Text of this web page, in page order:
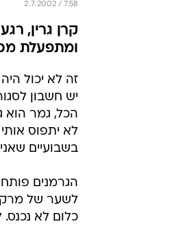
2.7.2002 / 7:58
קרן גרין,
ומתפעלת
זה לא יכול
יש חשבון
הכל, גמר הוא
לא יתפוס
בשבועיים
הגרמנים
לשער של
כלום לא